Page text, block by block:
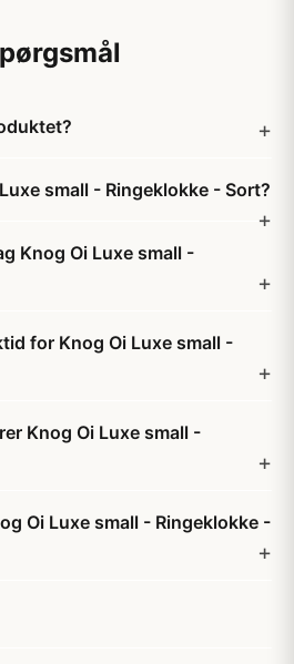
small - Ringeklokke - Sort?
Knog Oi Luxe small -
for Knog Oi Luxe small -
Knog Oi Luxe small -
Oi Luxe small - Ringeklokke -